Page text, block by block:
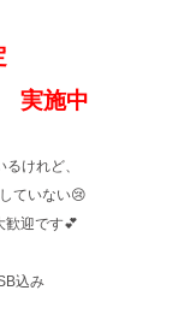
実施中
けれど、
ていない😢
迎です💕
込み